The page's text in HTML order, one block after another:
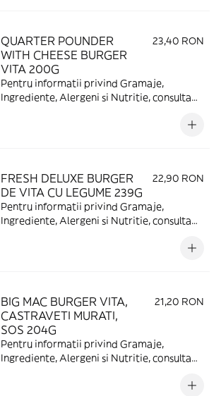
QUARTER POUNDER
WITH CHEESE BURGER
VITA 200G
23,40 RON
Pentru informatii privind Gramaje,
Ingrediente, Alergeni si Nutritie, consulta
FRESH DELUXE BURGER
DE VITA CU LEGUME 239G
22,90 RON
Pentru informatii privind Gramaje,
Ingrediente, Alergeni si Nutritie, consulta
BIG MAC BURGER VITA,
CASTRAVETI MURATI,
SOS 204G
21,20 RON
Pentru informatii privind Gramaje,
Ingrediente, Alergeni si Nutritie, consulta